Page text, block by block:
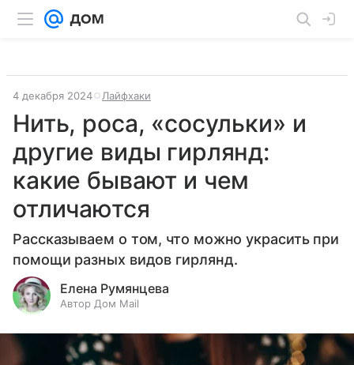
4 декабря 2024 Лайфхаки
Нить, роса, «сосульки» и
другие виды гирлянд:
какие бывают и чем
отличаются
Рассказываем о том, что можно украсить при
помощи разных видов гирлянд.
Елена Румянцева
Автор Дом Mail